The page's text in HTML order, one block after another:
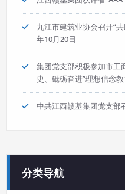
九江市建筑业协会召开“
年10月20日
集团党支部积极参加市工
史、砥砺奋进”理想信念
中共江西赣基集团党支部
分类导航